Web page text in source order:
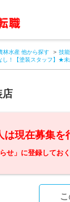
林水産 他から探す 技
し！【塗装スタッフ】★
店
は現在募集を
らせ」に登録してお